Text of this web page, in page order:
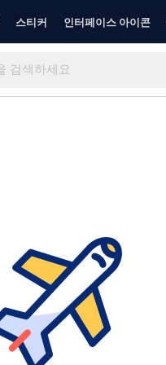
스티커 인터페이스 아이콘